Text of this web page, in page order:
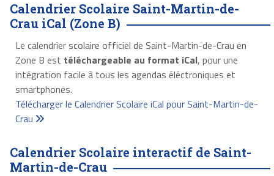
Calendrier Scolaire Saint-Martin-de-
Crau iCal (Zone B)
Le calendrier scolaire officiel de Saint-Martin-de-Crau en
Zone B est téléchargeable au format iCal, pour une
intégration facile à tous les agendas éléctroniques et
smartphones.
Télécharger le Calendrier Scolaire iCal pour Saint-Martin-de-
Crau
Calendrier Scolaire interactif de Saint-
Martin-de-Crau